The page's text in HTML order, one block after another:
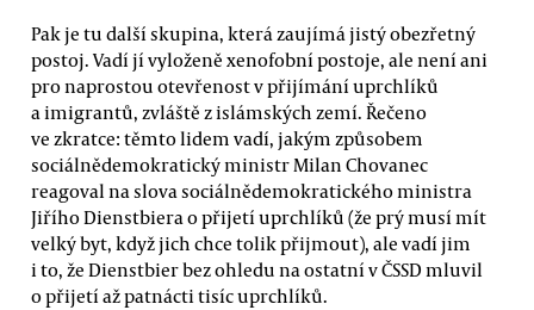
Pak je tu další skupina, která zaujímá jistý obezřetný
postoj. Vadí jí vyloženě xenofobní postoje, ale není ani
pro naprostou otevřenost v přijímání uprchlíků
a imigrantů, zvláště z islámských zemí. Řečeno
ve zkratce: těmto lidem vadí, jakým způsobem
sociálnědemokratický ministr Milan Chovanec
reagoval na slova sociálnědemokratického ministra
Jiřího Dienstbiera o přijetí uprchlíků (že prý musí mít
velký byt, když jich chce tolik přijmout), ale vadí jim
i to, že Dienstbier bez ohledu na ostatní v ČSSD mluvil
o přijetí až patnácti tisíc uprchlíků.